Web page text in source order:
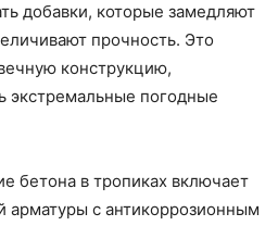
добавки, которые замедляют
прочность. Это
конструкцию,
экстремальные погодные
бетона в тропиках включает
арматуры с антикоррозионным